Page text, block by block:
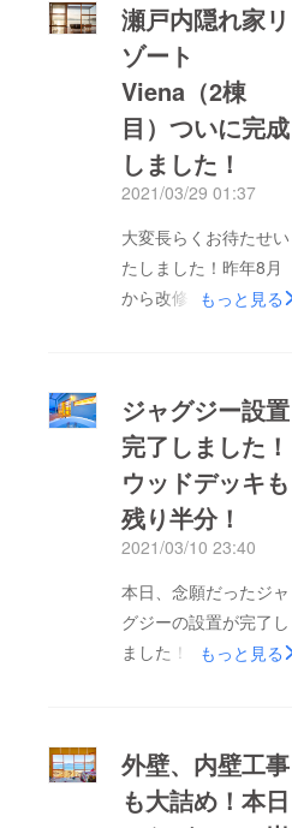
瀬戸内隠れ家リ
ゾート
Viena（2棟
目）ついに完成
しました！
2021/03/29 01:37
大変長らくお待たせい
たしました！昨年8月
から改修工事を開始し
ゾートViena(ビエナ)
です。名前の由来は、
「眺望が良い」をスペ
イン語で訳すと
「Buena Vista」とな
み合わせて造語で作り
ました。まだWEBサイ
ト上には、Viena(ビエ
「宿泊予約」ボタンを
押して頂ければ、ご予
約可能な日程で施設の
もっと見る
ジャグジー設置
完了しました！
ウッドデッキも
残り半分！
2021/03/10 23:40
本日、念願だったジャ
グジーの設置が完了し
ました！さっそくお祝
ら臨む瀬戸内海は、
昔、バリ島のリゾート
もっと見る
外壁、内壁工事
も大詰め！本日